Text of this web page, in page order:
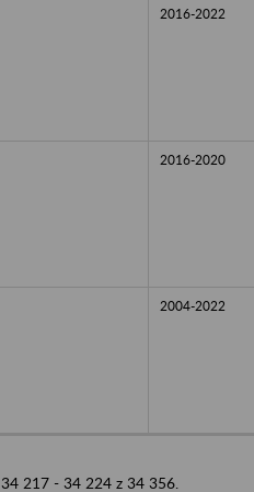
2016-2022
2016-2020
2004-2022
34 217 - 34 224 z 34 356.